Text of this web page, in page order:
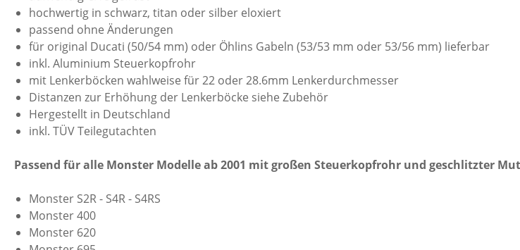
hochwertig in schwarz, titan oder silber eloxiert
passend ohne Änderungen
für original Ducati (50/54 mm) oder Öhlins Gabeln (53/53 mm oder 53/56 mm) lieferbar
inkl. Aluminium Steuerkopfrohr
mit Lenkerböcken wahlweise für 22 oder 28.6mm Lenkerdurchmesser
Distanzen zur Erhöhung der Lenkerböcke siehe Zubehör
Hergestellt in Deutschland
inkl. TÜV Teilegutachten
Passend für alle Monster Modelle ab 2001 mit großen Steuerkopfrohr und geschlitzter
Monster S2R - S4R - S4RS
Monster 400
Monster 620